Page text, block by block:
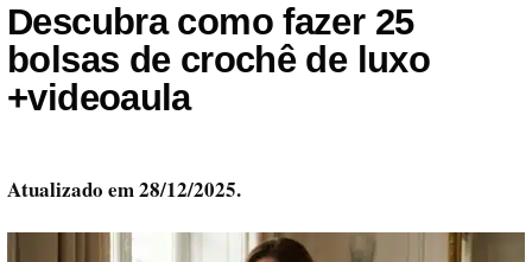
Descubra como fazer 25
bolsas de crochê de luxo
+videoaula
Atualizado em 28/12/2025.